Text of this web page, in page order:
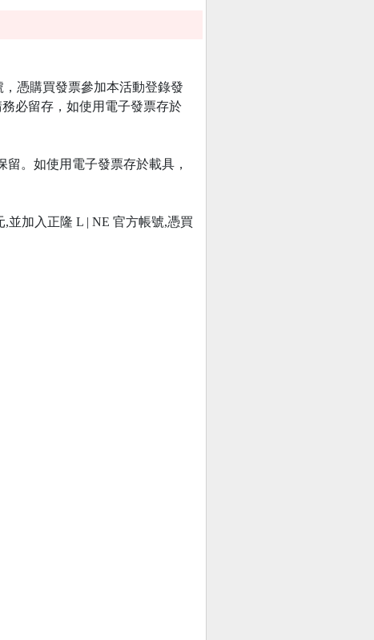
憑購買發票參加本活動登錄發
必留存，如使用電子發票存於
留。如使用電子發票存於載具，
,並加入正隆 L | NE 官方帳號,憑買